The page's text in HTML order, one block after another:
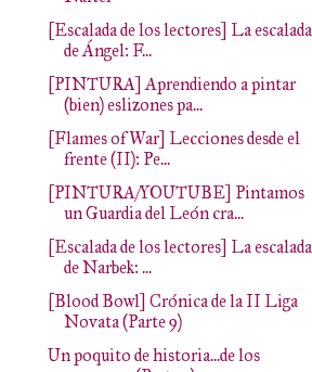
[Escalada de los lectores] La escalada
de Ángel: F...
[PINTURA] Aprendiendo a pintar
(bien) eslizones pa...
[Flames of War] Lecciones desde el
frente (II): Pe...
[PINTURA/YOUTUBE] Pintamos
un Guardia del León cra...
[Escalada de los lectores] La escalada
de Narbek: ...
[Blood Bowl] Crónica de la II Liga
Novata (Parte 9)
Un poquito de historia...de los